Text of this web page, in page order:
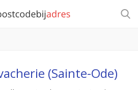
(Sainte-Ode)